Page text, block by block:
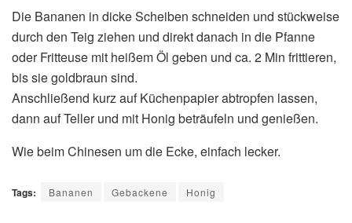
Die Bananen in dicke Scheiben schneiden und stückweise
durch den Teig ziehen und direkt danach in die Pfanne
oder Fritteuse mit heißem Öl geben und ca. 2 Min frittieren,
bis sie goldbraun sind.
Anschließend kurz auf Küchenpapier abtropfen lassen,
dann auf Teller und mit Honig beträufeln und genießen.
Wie beim Chinesen um die Ecke, einfach lecker.
Tags: Bananen Gebackene Honig